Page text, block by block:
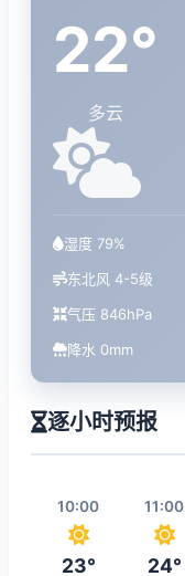
22°
多云
湿度 79%
东北风 4-5级
气压 846hPa
降水 0mm
逐小时预报
10:00
23°
11:00
24°